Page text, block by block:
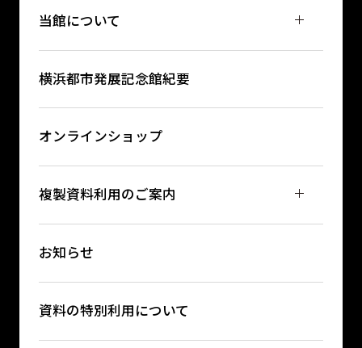
当館について
横浜都市発展記念館紀要
オンラインショップ
複製資料利用のご案内
お知らせ
資料の特別利用について